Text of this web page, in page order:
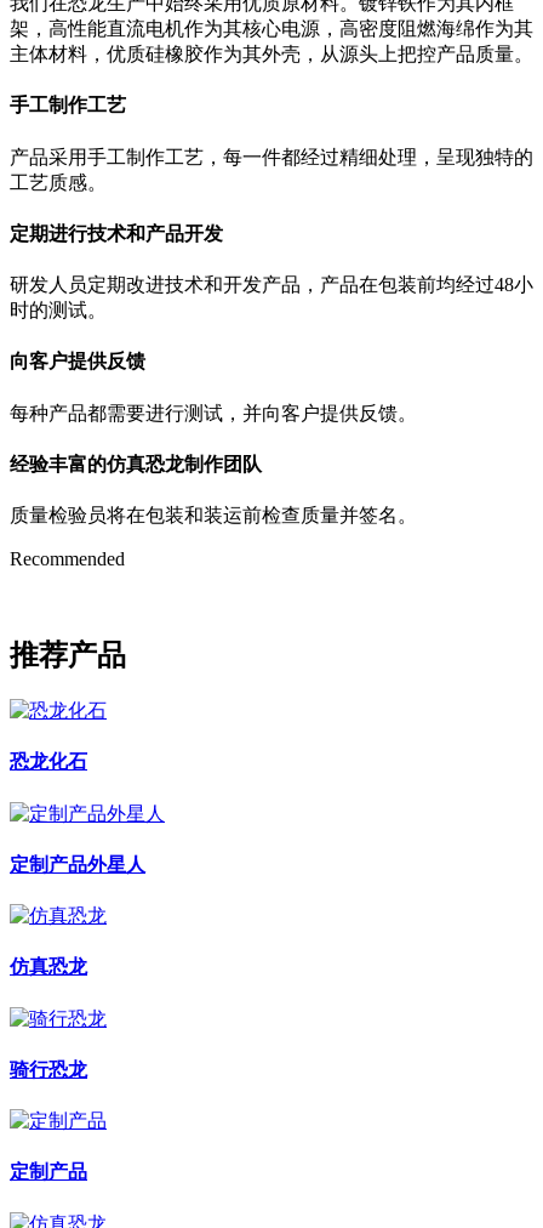
架，高性能直流电机作为其核心电源，高密度阻燃海绵作为其
主体材料，优质硅橡胶作为其外壳，从源头上把控产品质量。
手工制作工艺
产品采用手工制作工艺，每一件都经过精细处理，呈现独特的
工艺质感。
定期进行技术和产品开发
研发人员定期改进技术和开发产品，产品在包装前均经过48小
时的测试。
向客户提供反馈
每种产品都需要进行测试，并向客户提供反馈。
经验丰富的仿真恐龙制作团队
质量检验员将在包装和装运前检查质量并签名。
Recommended
推荐产品
恐龙化石
定制产品外星人
仿真恐龙
骑行恐龙
定制产品